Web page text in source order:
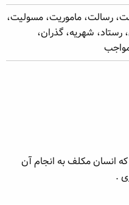
رسالت، ماموریت، مسولیت،
شهریه، گذران،
. وظیفة ] (اِ.) ۱ - کاری که انسان مکلف به انجام آن